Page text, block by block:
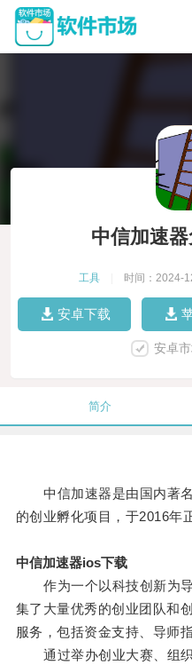
中信加速
工具 时间：2024-
安卓下载
安卓
简介
中信加速器是由国内著名
的创业孵化项目，于2016年
中信加速器ios下载
作为一个以科技创新为导
集了大量优秀的创业团队和
服务，包括资金支持、导师
通过举办创业大赛、组织